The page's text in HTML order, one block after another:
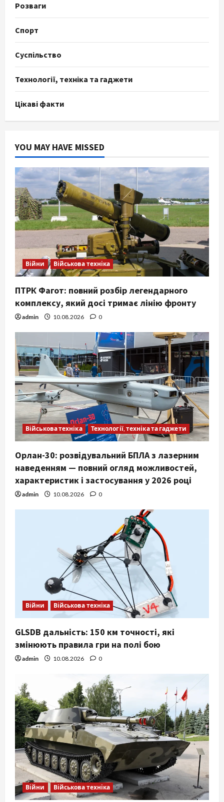
Розваги
Спорт
Суспільство
Технології, техніка та гаджети
Цікаві факти
YOU MAY HAVE MISSED
Війни Військова техніка
ПТРК Фагот: повний розбір легендарного
комплексу, який досі тримає лінію фронту
admin 10.08.2026 0
Військова техніка Технології, техніка та гаджети
Орлан-30: розвідувальний БПЛА з лазерним
наведенням — повний огляд можливостей,
характеристик і застосування у 2026 році
admin 10.08.2026 0
Війни Військова техніка
GLSDB дальність: 150 км точності, які
змінюють правила гри на полі бою
admin 10.08.2026 0
Війни Військова техніка